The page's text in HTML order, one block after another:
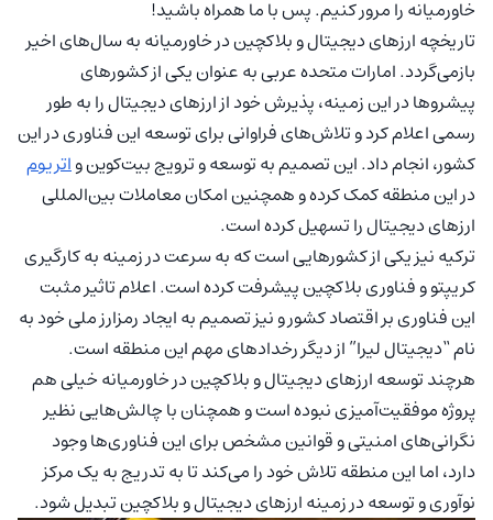
خاورمیانه را مرور کنیم. پس با ما همراه باشید!
تاریخچه ارزهای دیجیتال و بلاکچین در خاورمیانه به سال‌های اخیر
بازمی‌گردد. امارات متحده عربی به عنوان یکی از کشور‌های
پیشروها در این زمینه، پذیرش خود از ارزهای دیجیتال را به طور
رسمی اعلام کرد و تلاش‌های فراوانی برای توسعه این فناوری در این
کشور، انجام داد. این تصمیم به توسعه و ترویج بیت‌کوین واتریوم
در این منطقه کمک کرده و همچنین امکان معاملات بین‌المللی
ارزهای دیجیتال را تسهیل کرده است.
ترکیه نیز یکی از کشورهایی است که به سرعت در زمینه به کارگیری
کریپتو و فناوری بلاکچین پیشرفت کرده است. اعلام تاثیر مثبت
این فناوری بر اقتصاد کشور و نیز تصمیم به ایجاد رمزارز ملی خود به
نام “دیجیتال لیرا” از دیگر رخدادهای مهم این منطقه است.
هرچند توسعه ارزهای دیجیتال و بلاکچین در خاورمیانه خیلی هم
پروژه موفقیت‌آمیزی نبوده است و همچنان با چالش‌هایی نظیر
نگرانی‌های امنیتی و قوانین مشخص برای این فناوری‌ها وجود
دارد، اما این منطقه تلاش خود را می‌کند تا به تدریج به یک مرکز
نوآوری و توسعه در زمینه ارزهای دیجیتال و بلاکچین تبدیل شود.